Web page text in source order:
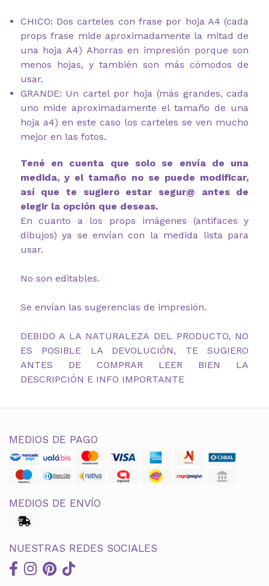
CHICO: Dos carteles con frase por hoja A4 (cada
props frase mide aproximadamente la mitad de
una hoja A4) Ahorras en impresión porque son
menos hojas, y también son más cómodos de
usar.
GRANDE: Un cartel por hoja (más grandes, cada
uno mide aproximadamente el tamaño de una
hoja a4) en este caso los carteles se ven mucho
mejor en las fotos.
Tené en cuenta que solo se envía de una
medida, y el tamaño no se puede modificar,
así que te sugiero estar segur@ antes de
elegir la opción que deseas.
En cuanto a los props imágenes (antifaces y
dibujos) ya se envían con la medida lista para
usar.
No son editables.
Se envían las sugerencias de impresión.
DEBIDO A LA NATURALEZA DEL PRODUCTO, NO
ES POSIBLE LA DEVOLUCIÓN, TE SUGIERO
ANTES DE COMPRAR LEER BIEN LA
DESCRIPCIÓN E INFO IMPORTANTE
MEDIOS DE PAGO
MEDIOS DE ENVÍO
NUESTRAS REDES SOCIALES